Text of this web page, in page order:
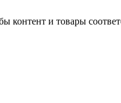
контент и товары